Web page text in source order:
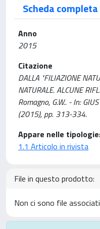
Scheda completa
Anno
2015
Citazione
DALLA "FILIAZIONE
NATURALE. ALCUNE
Romagno, G.W.. - In:
(2015), pp. 313-334.
Appare nelle
1.1 Articolo in rivista
File in questo prodotto:
Non ci sono file